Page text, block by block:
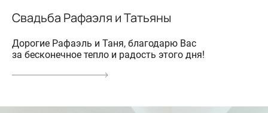
Свадьба Рафаэля и Татьяны
Дорогие Рафаэль и Таня, благодарю Вас
за бесконечное тепло и радость этого дня!